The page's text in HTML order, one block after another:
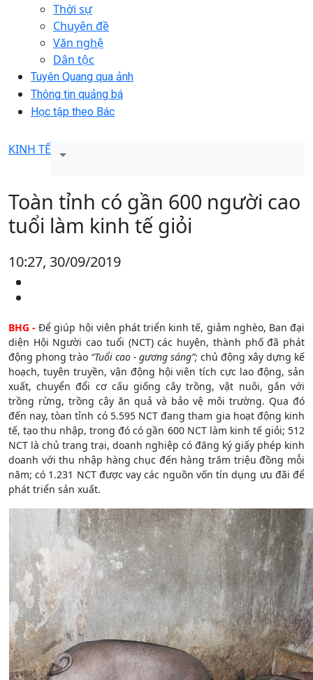
Thời sự
Chuyên đề
Văn nghệ
Dân tộc
Tuyên Quang qua ảnh
Thông tin quảng bá
Học tập theo Bác
KINH TẾ
Toàn tỉnh có gần 600 người cao
tuổi làm kinh tế giỏi
10:27, 30/09/2019
BHG - Để giúp hội viên phát triển kinh tế, giảm nghèo, Ban đại
diện Hội Người cao tuổi (NCT) các huyện, thành phố đã phát
động phong trào “Tuổi cao - gương sáng”; chủ động xây dựng kế
hoạch, tuyên truyền, vận động hội viên tích cực lao động, sản
xuất, chuyển đổi cơ cấu giống cây trồng, vật nuôi, gắn với
trồng rừng, trồng cây ăn quả và bảo vệ môi trường. Qua đó
đến nay, tòan tỉnh có 5.595 NCT đang tham gia hoạt động kinh
tế, tạo thu nhập, trong đó có gần 600 NCT làm kinh tế giỏi; 512
NCT là chủ trang trại, doanh nghiệp có đăng ký giấy phép kinh
doanh với thu nhập hàng chục đến hàng trăm triệu đồng mỗi
năm; có 1.231 NCT được vay các nguồn vốn tín dụng ưu đãi để
phát triển sản xuất.